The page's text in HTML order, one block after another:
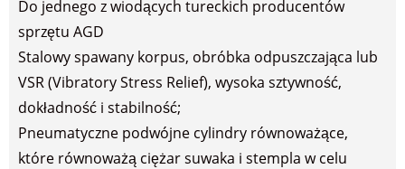
Do jednego z wiodących tureckich producentów
sprzętu AGD
Stalowy spawany korpus, obróbka odpuszczająca lub
VSR (Vibratory Stress Relief), wysoka sztywność,
dokładność i stabilność;
Pneumatyczne podwójne cylindry równoważące,
które równoważą ciężar suwaka i stempla w celu